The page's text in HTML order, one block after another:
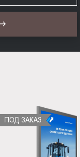
ПОД ЗАКАЗ